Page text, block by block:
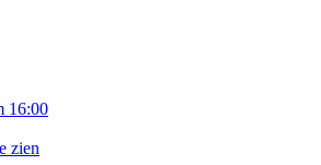
16:00
zien